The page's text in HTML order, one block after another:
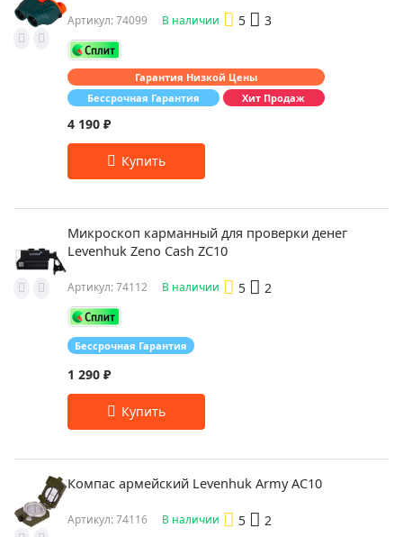
4 190 ₽
Артикул: 74099 В наличии 5 3
Гарантия Низкой Цены
Бессрочная Гарантия
Хит Продаж
Микроскоп карманный для проверки денег
Levenhuk Zeno Cash ZC10
1 290 ₽
Артикул: 74112 В наличии 5 2
Бессрочная Гарантия
Компас армейский Levenhuk Army AC10
Артикул: 74116 В наличии 5 2